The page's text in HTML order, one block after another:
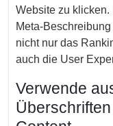
Website zu klicken.
Meta-
nicht nur das
auch die User
Verwende